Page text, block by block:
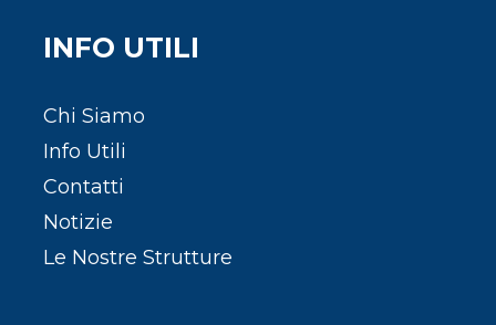
INFO UTILI
Chi Siamo
Info Utili
Contatti
Notizie
Le Nostre Strutture